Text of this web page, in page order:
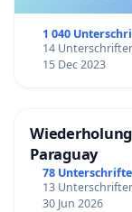
1 040
14
15 Dec 2023
Paraguay
78
13
30 Jun 2026